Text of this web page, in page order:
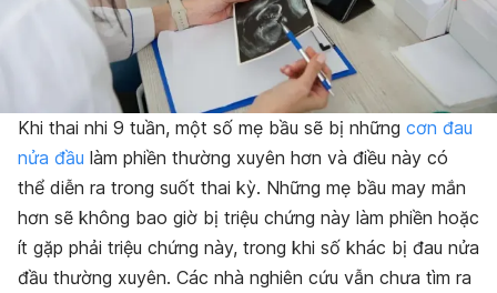
Khi thai nhi 9 tuần, một số mẹ bầu sẽ bị những cơn đau
nửa đầu làm phiền thường xuyên hơn và điều này có
thể diễn ra trong suốt thai kỳ. Những mẹ bầu may mắn
hơn sẽ không bao giờ bị triệu chứng này làm phiền hoặc
ít gặp phải triệu chứng này, trong khi số khác bị đau nửa
đầu thường xuyên. Các nhà nghiên cứu vẫn chưa tìm ra